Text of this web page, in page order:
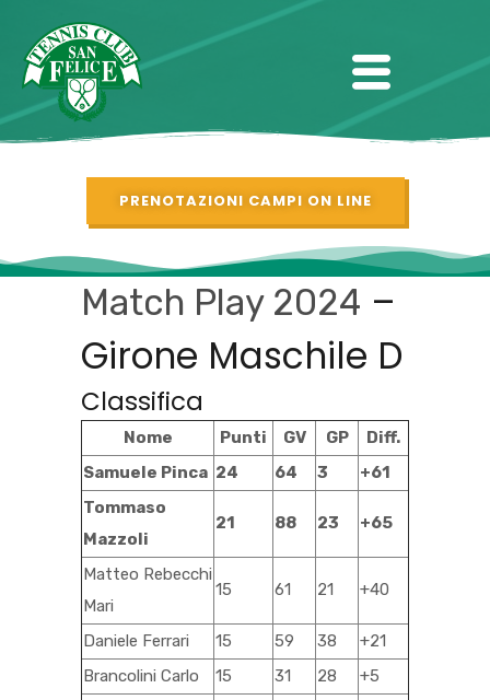
PRENOTAZIONI CAMPI ON LINE
Match Play 2024 –
Girone Maschile D
Classifica
Nome Punti GV GP
Diff.
Samuele Pinca 24 64 3
+61
Tommaso
Mazzoli
21 88 23 +65
Matteo Rebecchi
Mari
15 61 21 +40
Daniele Ferrari 15 59 38
+21
Brancolini Carlo
15 31 28
+5